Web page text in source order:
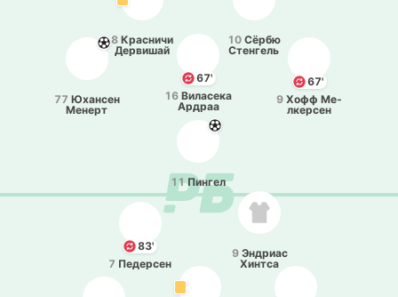
10 Сёрбю
Сте­нгель
77 Юха­нсен
Менерт
8 Кра­сни­чи
Де­рви­шай
67'
9 Хофф Ме­
лке­рсен
67'
16 Ви­ла­се­ка
Ардраа
11 Пингел
83'
7 Пе­де­рсен
9 Эндриас
Хинтса